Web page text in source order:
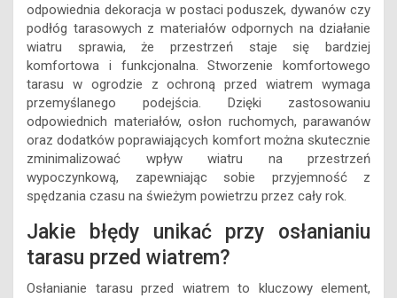
odpowiednia dekoracja w postaci poduszek, dywanów czy
podłóg tarasowych z materiałów odpornych na działanie
wiatru sprawia, że przestrzeń staje się bardziej
komfortowa i funkcjonalna. Stworzenie komfortowego
tarasu w ogrodzie z ochroną przed wiatrem wymaga
przemyślanego podejścia. Dzięki zastosowaniu
odpowiednich materiałów, osłon ruchomych, parawanów
oraz dodatków poprawiających komfort można skutecznie
zminimalizować wpływ wiatru na przestrzeń
wypoczynkową, zapewniając sobie przyjemność z
spędzania czasu na świeżym powietrzu przez cały rok.
Jakie błędy unikać przy osłanianiu
tarasu przed wiatrem?
Osłanianie tarasu przed wiatrem to kluczowy element,